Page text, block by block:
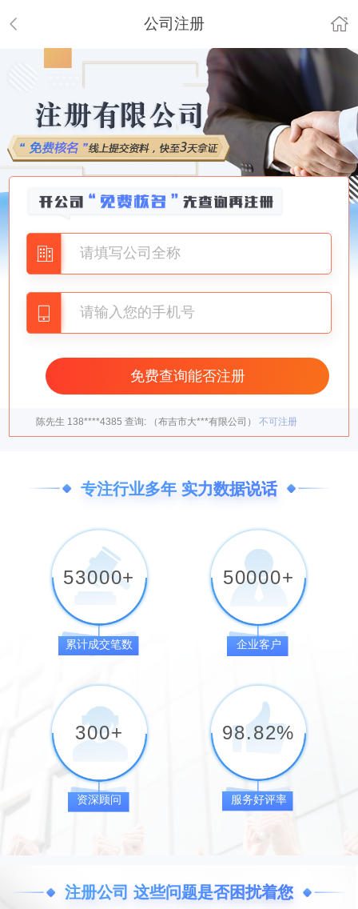
公司注册
董女士 135****2079查询:（布吉市魔***有限公司） 不可注册
梁先生
夏先生 153****3535查询:（布吉市尚***有限公司） 不可注册
陈先生 138****4385 查询: （布吉市大***有限公司） 不可注册
132****4005查询: （布吉市龙***有限公司） 不可注册
138****4385查询: （布吉市时***有限公司） 不可注册
张先生 132****8572 查询: （布吉市旷***有限公司） 不可注册
马先生 查询: （布吉市小***有限公司）
135****2079查询: （布吉市魔***有限公司） 不可注册
132****9953查询: （布吉市风***有限公司） 不可注册
专注行业多年 实力数据说话
53000+
累计成交笔数
50000+
企业客户
300+
资深顾问
98.82%
服务好评率
注册公司 这些问题是否困扰着您